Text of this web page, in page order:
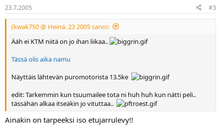
23.7.2005 #3
(kwak750 @ Heinä. 23 2005 sanoi:
Ääh ei KTM niitä on jo ihan liikaa..
Tässä olis aika namu
Näyttäis lähtevän puromotorista 13.5ke
edit: Tarkemmin kun tsuumailee tota ni huh huh kun nätti peli..
tässähän alkaa itseäkin jo vituttaa..
Ainakin on tarpeeksi iso etujarrulevy!!